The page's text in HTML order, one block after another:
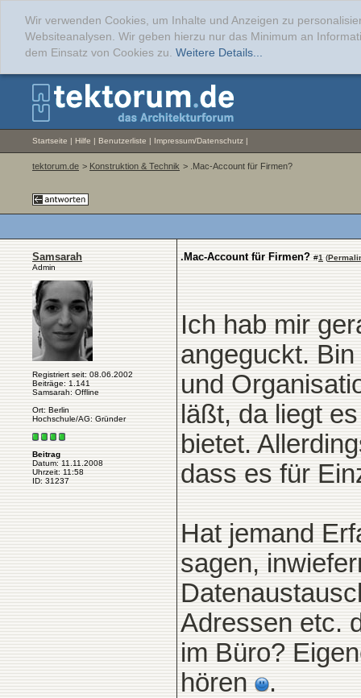
Wir verwenden Cookies, um Inhalte und Anzeigen zu
Websiteanalysen. Wir geben hierzu nur das Minimum an
dem Einsatz von Cookies zu. Weitere Details...
Startseite | Hilfe | Benutzerliste | Impressum/Datenschutz |
tektorum.de > Konstruktion & Technik > .Mac-Account für Firmen?
Samsarah
Admin
Registriert seit: 08.06.2002
Beiträge: 1.141
Samsarah: Offline
Ort: Berlin
Hochschule/AG: Gründer
Beitrag
Datum: 11.11.2008
Uhrzeit: 11:58
ID: 31237
.Mac-Account für Firmen? #1 (
Ich hab mir
angeguckt.
und
läßt, da liegt
bietet.
dass es für
Hat jemand
sagen,
Adressen etc.
im Büro?
hören
.